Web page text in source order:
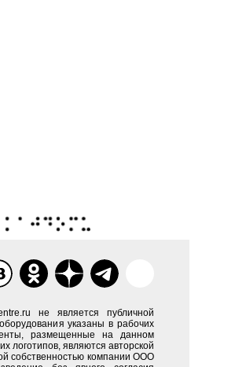
не является публичной
указаны в рабочих
размещенные на данном
логотипов, являются авторской
собственностью компании ООО